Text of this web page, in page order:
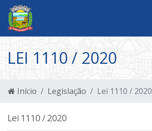
LEI 1110 / 2020
Início Legislação Lei 1110 / 2020
Lei 1110 / 2020